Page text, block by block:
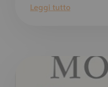
Leggi tutto